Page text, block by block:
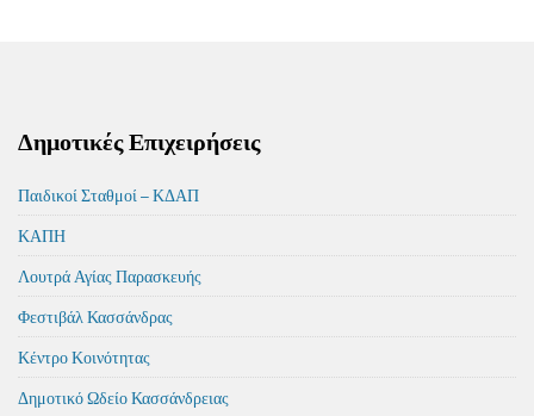
Δημοτικές Επιχειρήσεις
Παιδικοί Σταθμοί – ΚΔΑΠ
ΚΑΠΗ
Λουτρά Αγίας Παρασκευής
Φεστιβάλ Κασσάνδρας
Κέντρο Κοινότητας
Δημοτικό Ωδείο Κασσάνδρειας